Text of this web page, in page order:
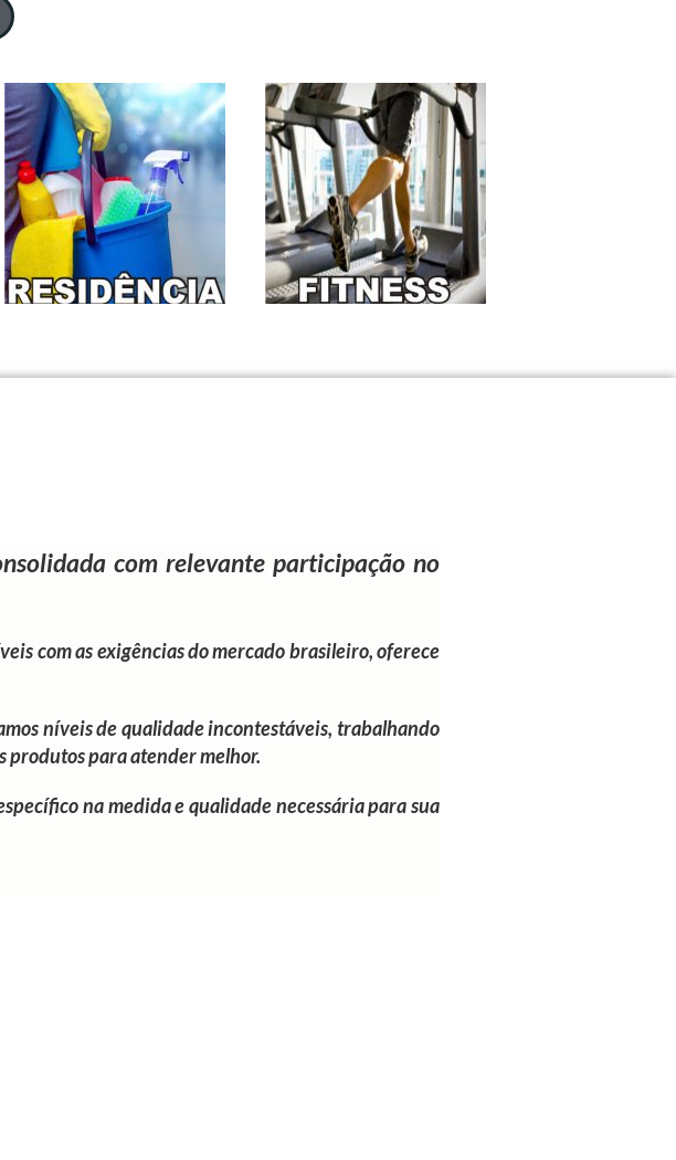
com relevante participação no
com as exigências do mercado brasileiro, oferece
níveis de qualidade incontestáveis, trabalhando
produtos para atender melhor.
na medida e qualidade necessária para sua